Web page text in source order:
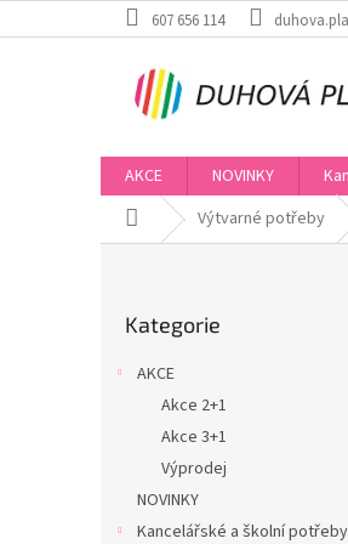
na
607 656 114
AKCE NOVINKY
Domů Výtvarné potřeby
kategorie
Kategorie
AKCE
Akce 2+1
Akce 3+1
Výprodej
NOVINKY
Kancelářské a školní potřeby